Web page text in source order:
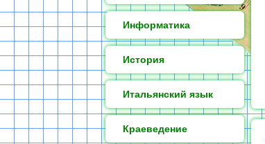
Информатика
История
Итальянский язык
Краеведение